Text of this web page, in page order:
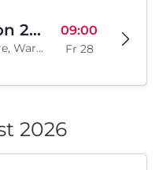
Art Realm Con 2026
Khotel Cherno More, Warna, BG
09:00
Fr 28
2026